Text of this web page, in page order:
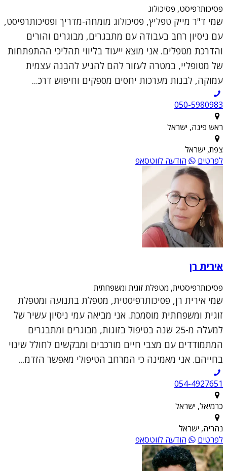
פסיכותרפיסט, פסיכולוג
שמי ד"ר מייק טפליץ, פסיכולוג מומחה-מדריך ופסיכותרפיסט,
עם ניסיון רחב בעבודה עם מתבגרים, מבוגרים והורים
והדרכת מטפלים. אני מוצא ייעוד בליווי תהליכי ההתפתחות
של מטופליי, במטרה לעזור להם להגיע להבנה עצמית
עמוקה, לבנות מערכות יחסים מספקים וחיפוש דרכ...
050-5980983
ראש פינה, ישראל
צפת, ישראל
לפרטים
הודעה לווטסאפ
אירית רן
פסיכותרפיסטית, מטפלת זוגית ומשפחתית
שמי אירית רן, פסיכותרפיסטית, מטפלת בתנועה ומטפלת
זוגית ומשפחתית מוסמכת. אני מביאה עמי ניסיון עשיר של
למעלה מ-25 שנה בטיפול בזוגות, מבוגרים ומתבגרים
המתמודדים עם מצבי חיים מורכבים ומבקשים לחולל שינוי
בחייהם. אני מאמינה כי המרחב הטיפולי מאפשר הזדמ...
054-4927651
כרמיאל, ישראל
נהריה, ישראל
לפרטים
הודעה לווטסאפ